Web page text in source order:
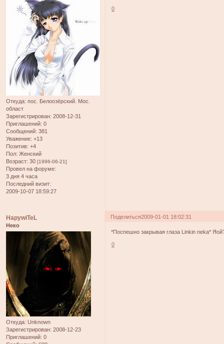
Откуда: пос. Белоозёрский. Мос.
област
Зарегистрирован: 2008-12-31
Приглашений: 0
Сообщений: 381
Уважение: +13
Позитив: +4
Пол: Женский
Возраст: 30 [1996-06-21]
Провел на форуме:
3 дня 4 часа
Последний визит:
2009-10-07 18:59:27
0
Поделиться2009-01-01 18:02:31
HapywiTeL
Неко
Откуда: Unknown
Зарегистрирован: 2008-12-23
Приглашений: 0
*Поспешно закрывая глаза Linkin neka*
0